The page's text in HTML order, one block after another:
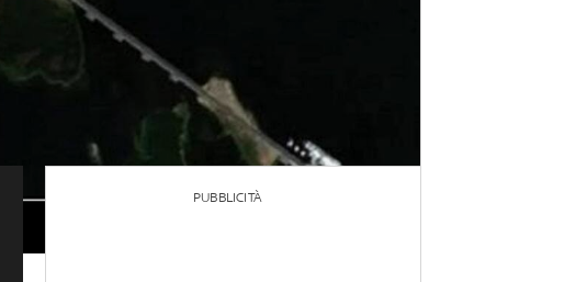
PUBBLICITÀ